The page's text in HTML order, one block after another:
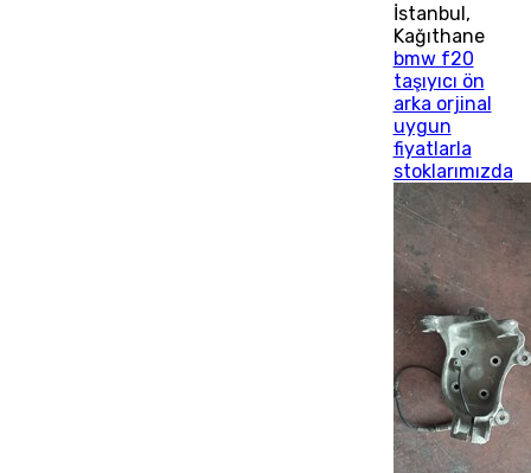
İstanbul,
Kağıthane
bmw f20
taşıyıcı ön
arka orjinal
uygun
fiyatlarla
stoklarımızda